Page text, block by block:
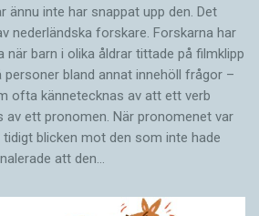
ännu inte har snappat upp den. Det
nederländska forskare. Forskarna har
när barn i olika åldrar tittade på filmklipp
personer bland annat innehöll frågor –
ofta kännetecknas av att ett verb
ett pronomen. När pronomenet var
blicken mot den som inte hade
att den…